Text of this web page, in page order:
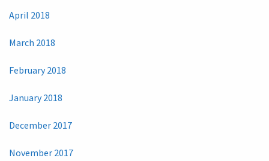
April 2018
March 2018
February 2018
January 2018
December 2017
November 2017